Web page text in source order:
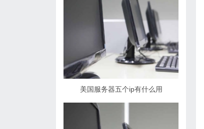
美国服务器五个ip有什么用